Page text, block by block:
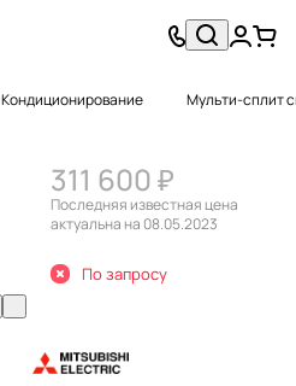
Кондиционирование Мульти-сплит
311 600 ₽
Последняя известная цена
актуальна на 08.05.2023
По запросу